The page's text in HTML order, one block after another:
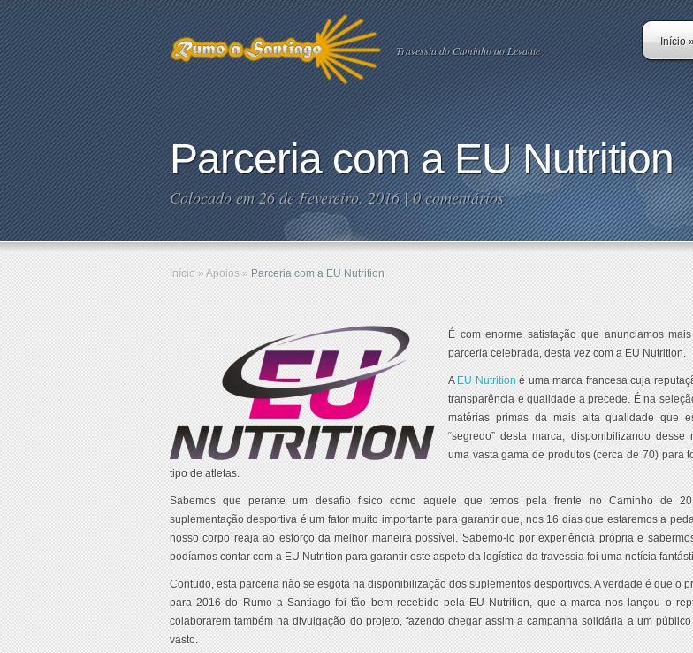
Travessia do Caminho do Levante
Início
Parceria com a EU Nutrition
Colocado em 26 de Fevereiro, 2016 |0 comentários
Início » Apoios » Parceria com a EU Nutrition
É com enorme satisfação que anunciamos
parceria celebrada, desta vez com a EU Nutrition.
A EU Nutrition é uma marca francesa cuja
transparência e qualidade a precede. É na
matérias primas da mais alta qualidade que
“segredo” desta marca, disponibilizando desse
uma vasta gama de produtos (cerca de 70) para
tipo de atletas.
Sabemos que perante um desafio físico como aquele que temos pela frente no Caminho de
suplementação desportiva é um fator muito importante para garantir que, nos 16 dias que estaremos a
nosso corpo reaja ao esforço da melhor maneira possível. Sabemo-lo por experiência própria e
podíamos contar com a EU Nutrition para garantir este aspeto da logística da travessia foi uma notícia
Contudo, esta parceria não se esgota na disponibilização dos suplementos desportivos. A verdade é que o
para 2016 do Rumo a Santiago foi tão bem recebido pela EU Nutrition, que a marca nos lançou o
colaborarem também na divulgação do projeto, fazendo chegar assim a campanha solidária a um
vasto.